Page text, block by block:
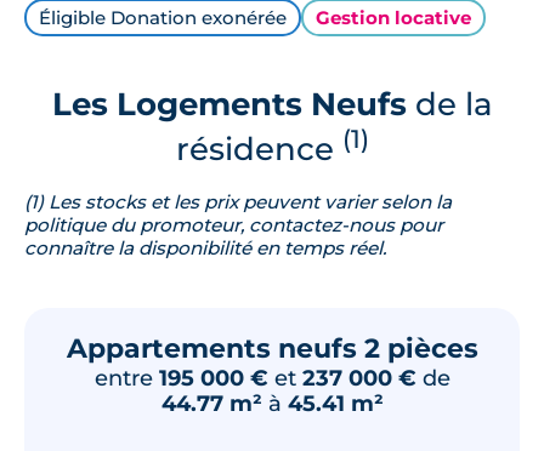
Éligible Donation exonérée
Gestion locative
Les Logements Neufsde la
résidence (1)
(1) Les stocks et les prix peuvent varier selon la
politique du promoteur, contactez-nous pour
connaître la disponibilité en temps réel.
Appartements neufs 2 pièces
entre 195 000 € et 237 000 € de
44.77 m² à 45.41 m²